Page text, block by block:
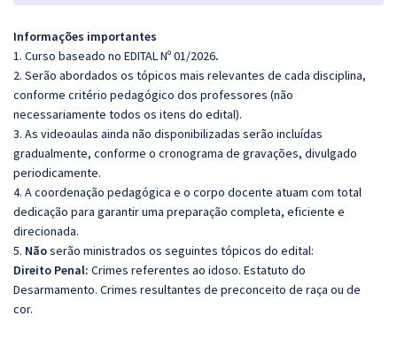
Informações importantes
1. Curso baseado no EDITAL Nº 01/2026.
2. Serão abordados os tópicos mais relevantes de cada disciplina,
conforme critério pedagógico dos professores (não
necessariamente todos os itens do edital).
3. As videoaulas ainda não disponibilizadas serão incluídas
gradualmente, conforme o cronograma de gravações, divulgado
periodicamente.
4. A coordenação pedagógica e o corpo docente atuam com total
dedicação para garantir uma preparação completa, eficiente e
direcionada.
5. Nãoserão ministrados os seguintes tópicos do edital:
Direito Penal: Crimes referentes ao idoso. Estatuto do
Desarmamento. Crimes resultantes de preconceito de raça ou de
cor.